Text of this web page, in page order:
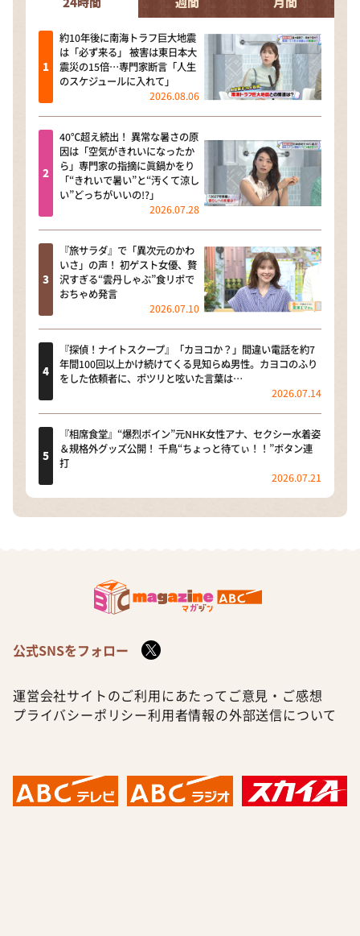
24時間 週間 月間
約10年後に南海トラフ巨大地震
は「必ず来る」 被害は東日本大
震災の15倍…専門家断言「人生
のスケジュールに入れて」
2026.08.06
40℃超え続出！ 異常な暑さの原
因は「空気がきれいになったか
ら」専門家の指摘に眞鍋かをり
「“きれいで暑い”と“汚くて涼し
い”どっちがいいの!?」
2026.07.28
『旅サラダ』で「異次元のかわ
いさ」の声！ 初ゲスト女優、贅
沢すぎる“雲丹しゃぶ”食リポで
おちゃめ発言
2026.07.10
『探偵！ナイトスクープ』「カヨコか？」間違い電話を約7
年間100回以上かけ続けてくる見知らぬ男性。カヨコのふり
をした依頼者に、ポツリと呟いた言葉は…
2026.07.14
『相席食堂』“爆烈ボイン”元NHK女性アナ、セクシー水着姿
＆規格外グッズ公開！ 千鳥“ちょっと待てぃ！！”ボタン連
打
2026.07.21
公式SNSをフォロー
運営会社サイトのご利用にあたって ご意見・ご感想
プライバシーポリシー利用者情報の外部送信について